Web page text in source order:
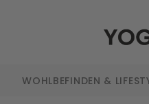
WOHLBEFINDEN &